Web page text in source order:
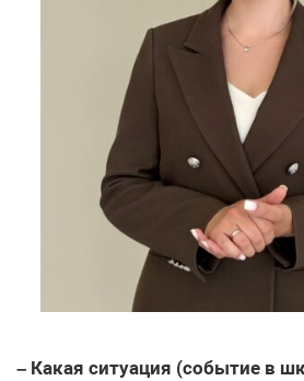
– Какая ситуация (событие в